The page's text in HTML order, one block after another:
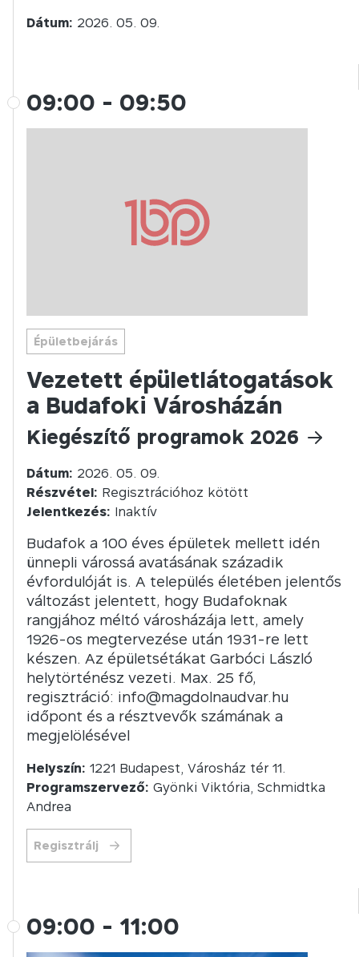
Dátum: 2026. 05. 09.
09:00 - 09:50
Épületbejárás
Vezetett épületlátogatások
a Budafoki Városházán
Kiegészítő programok 2026
Dátum: 2026. 05. 09.
Részvétel: Regisztrációhoz kötött
Jelentkezés: Inaktív
Budafok a 100 éves épületek mellett idén
ünnepli várossá avatásának századik
évfordulóját is. A település életében jelentős
változást jelentett, hogy Budafoknak
rangjához méltó városházája lett, amely
1926-os megtervezése után 1931-re lett
készen. Az épületsétákat Garbóci László
helytörténész vezeti. Max. 25 fő,
regisztráció: info@magdolnaudvar.hu
időpont és a résztvevők számának a
megjelölésével
Helyszín: 1221 Budapest, Városház tér 11.
Programszervező: Gyönki Viktória, Schmidtka
Andrea
Regisztrálj
09:00 - 11:00